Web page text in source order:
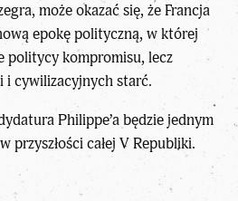
może okazać się, że Francja
epokę polityczną, w której
politycy kompromisu, lecz
cywilizacyjnych starć.
Philippe’a będzie jednym
przyszłości całej V Republiki.